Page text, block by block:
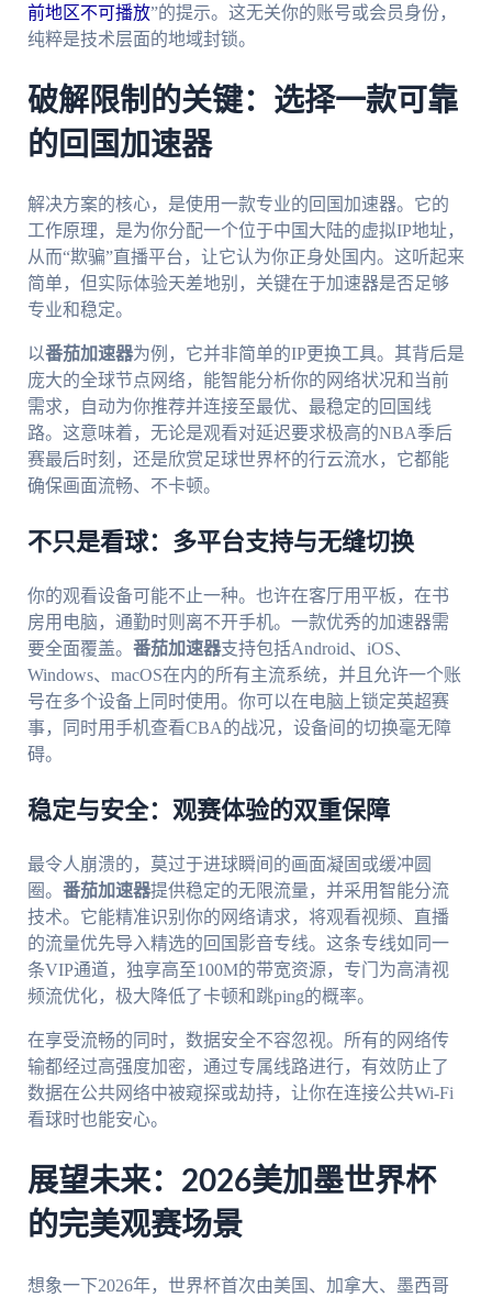
前地区不可播放”的提示。这无关你的账号或会员身份，
纯粹是技术层面的地域封锁。
破解限制的关键：选择一款可靠
的回国加速器
解决方案的核心，是使用一款专业的回国加速器。它的
工作原理，是为你分配一个位于中国大陆的虚拟IP地址，
从而“欺骗”直播平台，让它认为你正身处国内。这听起来
简单，但实际体验天差地别，关键在于加速器是否足够
专业和稳定。
以番茄加速器为例，它并非简单的IP更换工具。其背后是
庞大的全球节点网络，能智能分析你的网络状况和当前
需求，自动为你推荐并连接至最优、最稳定的回国线
路。这意味着，无论是观看对延迟要求极高的NBA季后
赛最后时刻，还是欣赏足球世界杯的行云流水，它都能
确保画面流畅、不卡顿。
不只是看球：多平台支持与无缝切换
你的观看设备可能不止一种。也许在客厅用平板，在书
房用电脑，通勤时则离不开手机。一款优秀的加速器需
要全面覆盖。 番茄加速器支持包括Android、iOS、
Windows、macOS在内的所有主流系统，并且允许一个账
号在多个设备上同时使用。你可以在电脑上锁定英超赛
事，同时用手机查看CBA的战况，设备间的切换毫无障
碍。
稳定与安全：观赛体验的双重保障
最令人崩溃的，莫过于进球瞬间的画面凝固或缓冲圆
圈。 番茄加速器提供稳定的无限流量，并采用智能分流
技术。它能精准识别你的网络请求，将观看视频、直播
的流量优先导入精选的回国影音专线。这条专线如同一
条VIP通道，独享高至100M的带宽资源，专门为高清视
频流优化，极大降低了卡顿和跳ping的概率。
在享受流畅的同时，数据安全不容忽视。所有的网络传
输都经过高强度加密，通过专属线路进行，有效防止了
数据在公共网络中被窥探或劫持，让你在连接公共Wi-Fi
看球时也能安心。
展望未来：2026美加墨世界杯
的完美观赛场景
想象一下2026年，世界杯首次由美国、加拿大、墨西哥